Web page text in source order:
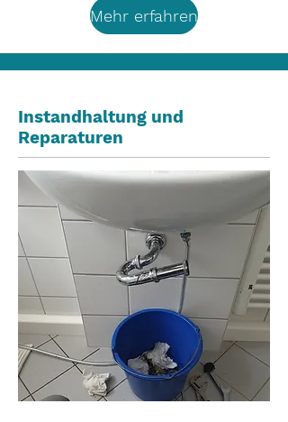
Mehr erfahren
Instandhaltung und
Reparaturen